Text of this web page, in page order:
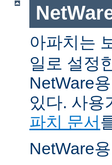
아파치는
일로 설정
NetWare
있다. 사용
파치 문서
NetWare